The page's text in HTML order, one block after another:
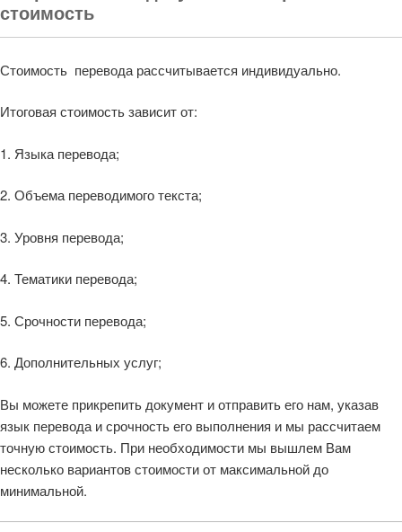
стоимость
Стоимость перевода рассчитывается индивидуально.
Итоговая стоимость зависит от:
1. Языка перевода;
2. Объема переводимого текста;
3. Уровня перевода;
4. Тематики перевода;
5. Срочности перевода;
6. Дополнительных услуг;
Вы можете прикрепить документ и отправить его нам, указав
язык перевода и срочность его выполнения и мы рассчитаем
точную стоимость. При необходимости мы вышлем Вам
несколько вариантов стоимости от максимальной до
минимальной.